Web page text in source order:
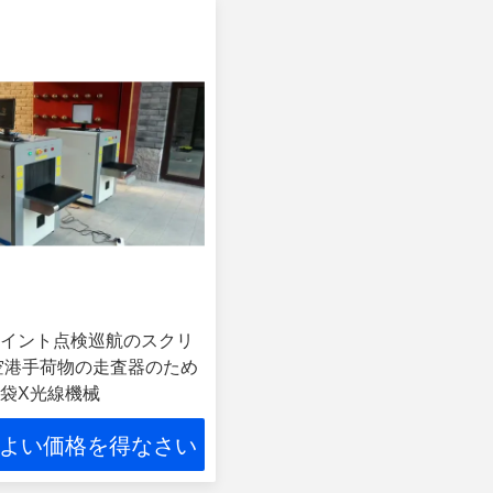
ント点検巡航のスクリ
手荷物の走査器のため
X光線機械
い価格を得なさい